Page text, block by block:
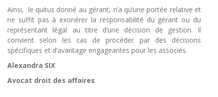
Ainsi, le quitus donné au gérant, n’a qu’une portée relative et
ne suffit pas à exonérer la responsabilité du gérant ou du
représentant légal au titre d’une décision de gestion. Il
convient selon les cas de procéder par des décisions
spécifiques et d’avantage engageantes pour les associés.
Alexandra SIX
Avocat droit des affaires